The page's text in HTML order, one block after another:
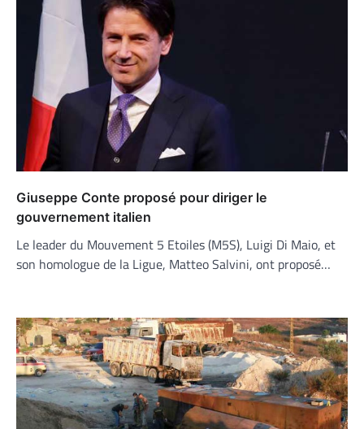
Giuseppe Conte proposé pour diriger le
gouvernement italien
Le leader du Mouvement 5 Etoiles (M5S), Luigi Di Maio, et
son homologue de la Ligue, Matteo Salvini, ont proposé…